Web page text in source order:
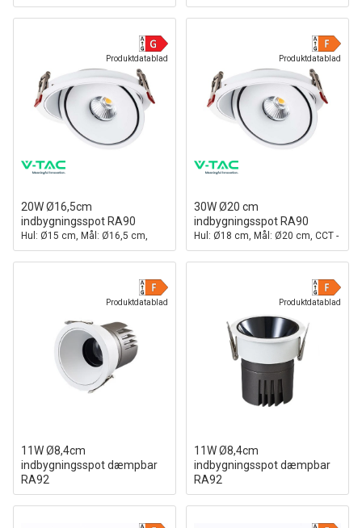
Ø9,3 cm
CCT - 3 lyskulører, 3i1, hvid kant
Produktdatablad
20W Ø16,5cm
indbygningsspot RA90
Hul: Ø15 cm, Mål: Ø16,5 cm,
CCT - 3 lyskulører, 3i1, hvid kant
Produktdatablad
30W Ø20 cm
indbygningsspot RA90
Hul: Ø18 cm, Mål: Ø20 cm, CCT -
3 lyskulører, 3i1, hvid kant
Produktdatablad
11W Ø8,4cm
indbygningsspot dæmpbar
RA92
Hul: Ø7,5 cm, Mål: Ø8,4 cm, Hvid
kant
Produktdatablad
11W Ø8,4cm
indbygningsspot dæmpbar
RA92
Hul: Ø7,5 cm, Mål: Ø8,4 cm, Sort
reflektor, hvid kant